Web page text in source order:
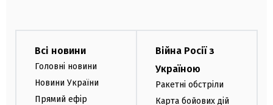
Всі новини
Головні новини
Новини України
Прямий ефір
Війна Росії з
Україною
Ракетні обстріли
Карта бойових дій